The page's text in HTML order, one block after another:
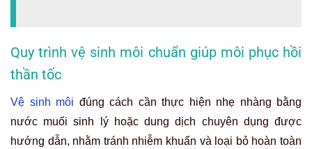
Quy trình vệ sinh môi chuẩn giúp môi phục hồi
thần tốc
Vệ sinh môi đúng cách cần thực hiện nhẹ nhàng bằng
nước muối sinh lý hoặc dung dịch chuyên dụng được
hướng dẫn, nhằm tránh nhiễm khuẩn và loại bỏ hoàn toàn